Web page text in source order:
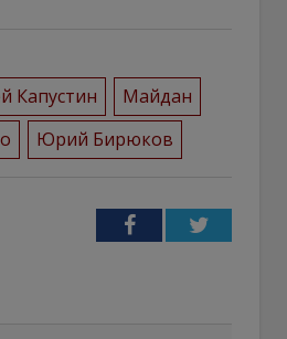
Капустин
Майдан
Юрий Бирюков
FacebookTwitter